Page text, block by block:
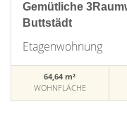
Gemütliche
Buttstädt
Etagenwohnung
64,64 m²
WOHNFLÄCHE